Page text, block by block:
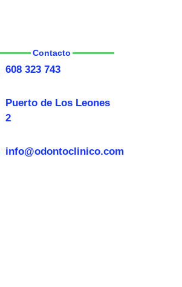
Contacto
608 323 743
Puerto de Los Leones
2
info@odontoclinico.com